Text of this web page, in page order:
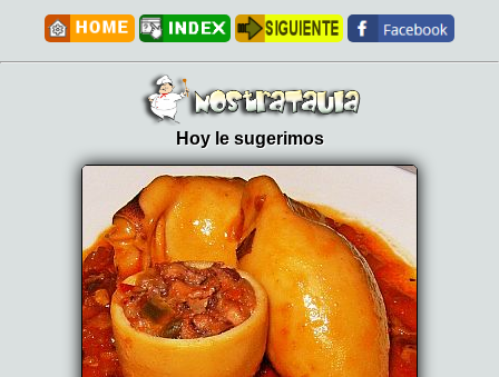
Hoy le sugerimos